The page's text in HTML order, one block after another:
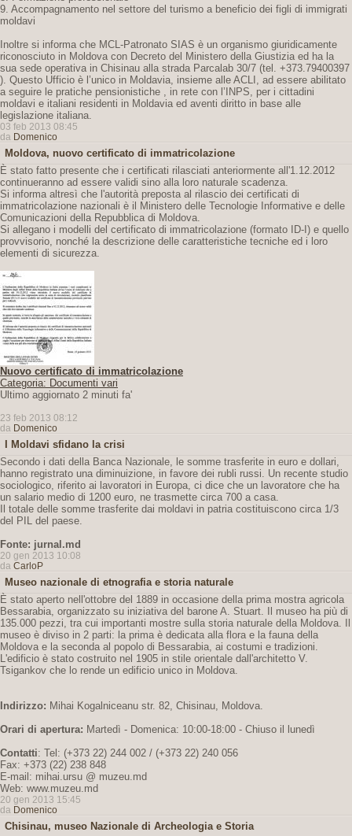
9. Accompagnamento nel settore del turismo a beneficio dei figli di immigrati
moldavi
Inoltre si informa che MCL-Patronato SIAS è un organismo giuridicamente
riconosciuto in Moldova con Decreto del Ministero della Giustizia ed ha la
sua sede operativa in Chisinau alla strada Parcalab 30/7 (tel. +373.79400397
). Questo Ufficio è l’unico in Moldavia, insieme alle ACLI, ad essere abilitato
a seguire le pratiche pensionistiche , in rete con l’INPS, per i cittadini
moldavi e italiani residenti in Moldavia ed aventi diritto in base alle
legislazione italiana.
03 feb 2013 08:45
da Domenico
Moldova, nuovo certificato di immatricolazione
È stato fatto presente che i certificati rilasciati anteriormente all'1.12.2012
continueranno ad essere validi sino alla loro naturale scadenza.
Si informa altresì che l'autorità preposta al rilascio dei certificati di
immatricolazione nazionali è il Ministero delle Tecnologie Informative e delle
Comunicazioni della Repubblica di Moldova.
Si allegano i modelli del certificato di immatricolazione (formato ID-I) e quello
provvisorio, nonché la descrizione delle caratteristiche tecniche ed i loro
elementi di sicurezza.
Nuovo certificato di immatricolazione
Categoria: Documenti vari
Ultimo aggiornato 2 minuti fa'
23 feb 2013 08:12
da Domenico
I Moldavi sfidano la crisi
Secondo i dati della Banca Nazionale, le somme trasferite in euro e dollari,
hanno registrato una diminuizione, in favore dei rubli russi. Un recente studio
sociologico, riferito ai lavoratori in Europa, ci dice che un lavoratore che ha
un salario medio di 1200 euro, ne trasmette circa 700 a casa.
Il totale delle somme trasferite dai moldavi in patria costituiscono circa 1/3
del PIL del paese.
Fonte: jurnal.md
20 gen 2013 10:08
da CarloP
Museo nazionale di etnografia e storia naturale
È stato aperto nell'ottobre del 1889 in occasione della prima mostra agricola
Bessarabia, organizzato su iniziativa del barone A. Stuart. Il museo ha più di
135.000 pezzi, tra cui importanti mostre sulla storia naturale della Moldova. Il
museo è diviso in 2 parti: la prima è dedicata alla flora e la fauna della
Moldova e la seconda al popolo di Bessarabia, ai costumi e tradizioni.
L'edificio è stato costruito nel 1905 in stile orientale dall'architetto V.
Tsigankov che lo rende un edificio unico in Moldova.
Indirizzo: Mihai Kogalniceanu str. 82, Chisinau, Moldova.
Orari di apertura: Martedì - Domenica: 10:00-18:00 - Chiuso il lunedì
Contatti: Tel: (+373 22) 244 002 / (+373 22) 240 056
Fax: +373 (22) 238 848
E-mail: mihai.ursu @ muzeu.md
Web: www.muzeu.md
20 gen 2013 15:45
da Domenico
Chisinau, museo Nazionale di Archeologia e Storia